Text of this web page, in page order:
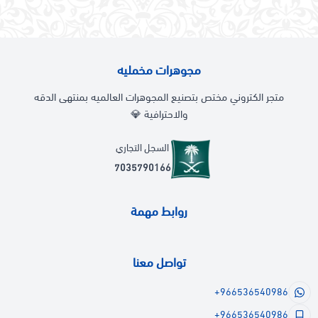
مجوهرات مخمليه
متجر الكتروني مختص بتصنيع المجوهرات العالميه بمنتهى الدقه
والاحترافية 💎
السجل التجاري
7035790166
روابط مهمة
تواصل معنا
+966536540986
+966536540986